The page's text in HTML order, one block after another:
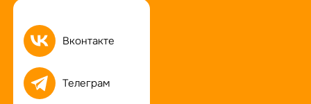
Вконтакте
Телеграм